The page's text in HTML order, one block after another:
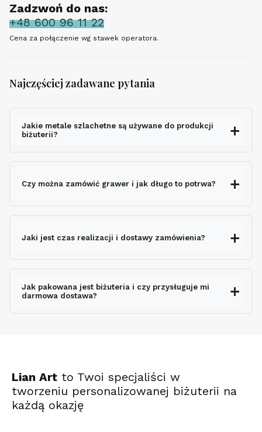
Zadzwoń do nas:
+48 600 96 11 22
Cena za połączenie wg stawek operatora.
Najczęściej zadawane pytania
Jakie metale szlachetne są używane do produkcji
biżuterii?
Czy można zamówić grawer i jak długo to potrwa?
grawerem gratis
wysyłki
Jaki jest czas realizacji i dostawy zamówienia?
Jak pakowana jest biżuteria i czy przysługuje mi
darmowa dostawa?
Lian Art to Twoi specjaliści w
tworzeniu personalizowanej biżuterii na
każdą okazję